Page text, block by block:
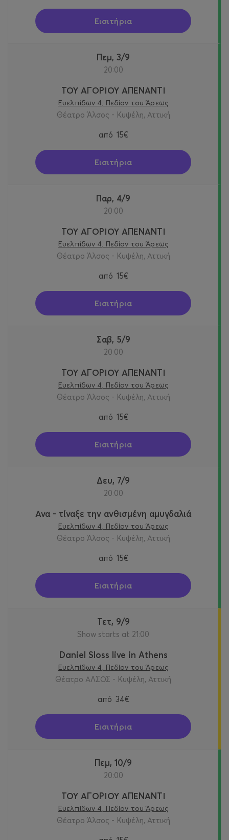
Εισιτήρια
Πεμ, 3/9
20:00
ΤΟΥ ΑΓΟΡΙΟΥ ΑΠΕΝΑΝΤΙ
Ευελπίδων 4, Πεδίον του Άρεως
Θέατρο Άλσος - Κυψέλη, Αττική
από 15€
Εισιτήρια
Παρ, 4/9
20:00
ΤΟΥ ΑΓΟΡΙΟΥ ΑΠΕΝΑΝΤΙ
Ευελπίδων 4, Πεδίον του Άρεως
Θέατρο Άλσος - Κυψέλη, Αττική
από 15€
Εισιτήρια
Σαβ, 5/9
20:00
ΤΟΥ ΑΓΟΡΙΟΥ ΑΠΕΝΑΝΤΙ
Ευελπίδων 4, Πεδίον του Άρεως
Θέατρο Άλσος - Κυψέλη, Αττική
από 15€
Εισιτήρια
Δευ, 7/9
20:00
Ανα - τίναξε την ανθισμένη αμυγδαλιά
Ευελπίδων 4, Πεδίον του Άρεως
Θέατρο Άλσος - Κυψέλη, Αττική
από 15€
Εισιτήρια
Τετ, 9/9
Show starts at 21:00
Daniel Sloss live in Athens
Ευελπίδων 4, Πεδίον του Άρεως
Θέατρο ΑΛΣΟΣ - Κυψέλη, Αττική
από 34€
Εισιτήρια
Πεμ, 10/9
20:00
ΤΟΥ ΑΓΟΡΙΟΥ ΑΠΕΝΑΝΤΙ
Ευελπίδων 4, Πεδίον του Άρεως
Θέατρο Άλσος - Κυψέλη, Αττική